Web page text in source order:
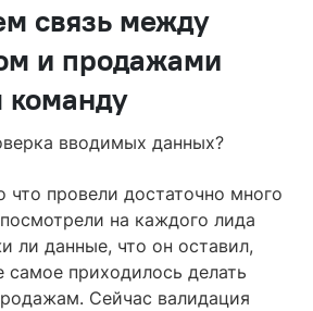
связь между
и продажами
команду
вводимых данных?
провели достаточно много
на каждого лида
ли данные, что он оставил,
самое приходилось делать
Сейчаc валидация